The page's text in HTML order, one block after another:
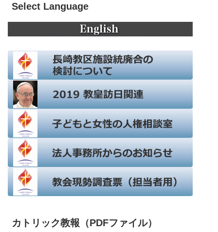
Select Language
カトリック教報（PDFファイル）